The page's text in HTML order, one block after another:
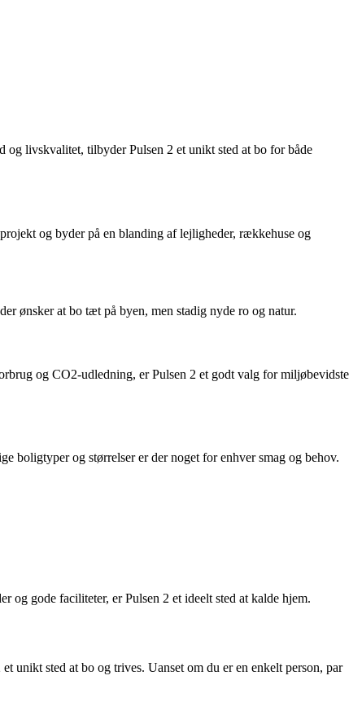
livskvalitet, tilbyder Pulsen 2 et unikt sted at bo for både
og byder på en blanding af lejligheder, rækkehuse og
ønsker at bo tæt på byen, men stadig nyde ro og natur.
og CO2-udledning, er Pulsen 2 et godt valg for miljøbevidste
boligtyper og størrelser er der noget for enhver smag og behov.
og gode faciliteter, er Pulsen 2 et ideelt sted at kalde hjem.
unikt sted at bo og trives. Uanset om du er en enkelt person, par